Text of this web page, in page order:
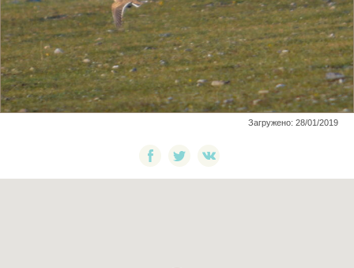
Загружено: 28/01/2019